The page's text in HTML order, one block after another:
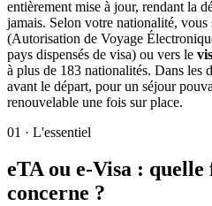
entièrement mise à jour, rendant la
jamais. Selon votre nationalité, vous
(Autorisation de Voyage
pays dispensés de visa) ou vers le
à plus de 183 nationalités. Dans les
avant le départ, pour un séjour
renouvelable une fois sur place.
01 · L'essentiel
eTA ou e-Visa :
concerne ?